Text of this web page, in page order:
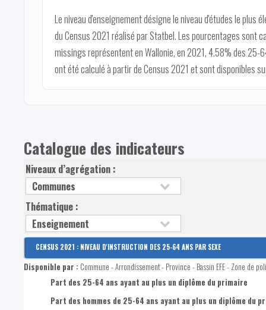
Le niveau d'enseignement désigne le niveau d'études le plus
du Census 2021 réalisé par Statbel. Les pourcentages sont
missings représentent en Wallonie, en 2021, 4.58% des
ont été calculé à partir de Census 2021 et sont disponibles
Catalogue des indicateurs
Niveaux d’agrégation :
Thématique :
CENSUS 2021 : NIVEAU D'INSTRUCTION DES 25-64 ANS PAR SEXE
Disponible par : Commune - Arrondissement - Province - Bassin EFE - Zone de
Part des 25-64 ans ayant au plus un diplôme du primaire
Part des hommes de 25-64 ans ayant au plus un diplôme du